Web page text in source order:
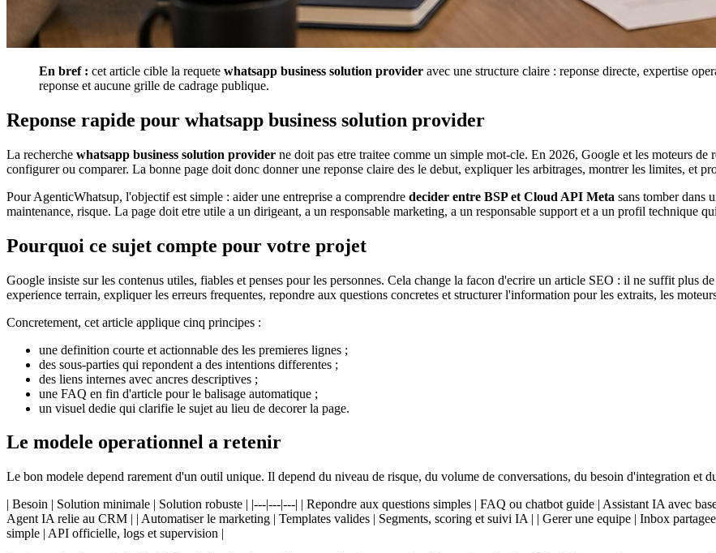
En bref : cet article cible la requete whatsapp business solution provider avec une structure claire : reponse directe, expertise
reponse et aucune grille de cadrage publique.
Reponse rapide pour whatsapp business solution provider
La recherche whatsapp business solution provider ne doit pas etre traitee comme un simple mot-cle. En 2026, Google et les moteurs
configurer ou comparer. La bonne page doit donc donner une reponse claire des le debut, expliquer les arbitrages, montrer les limites, et
Pour AgenticWhatsup, l'objectif est simple : aider une entreprise a comprendre decider entre BSP et Cloud API Meta sans tomber dans
maintenance, risque. La page doit etre utile a un dirigeant, a un responsable marketing, a un responsable support et a un profil technique
Pourquoi ce sujet compte pour votre projet
Google insiste sur les contenus utiles, fiables et penses pour les personnes. Cela change la facon d'ecrire un article SEO : il ne suffit plus
experience terrain, expliquer les erreurs frequentes, repondre aux questions concretes et structurer l'information pour les extraits, les
Concretement, cet article applique cinq principes :
une definition courte et actionnable des les premieres lignes ;
des sous-parties qui repondent a des intentions differentes ;
des liens internes avec ancres descriptives ;
une FAQ en fin d'article pour le balisage automatique ;
un visuel dedie qui clarifie le sujet au lieu de decorer la page.
Le modele operationnel a retenir
Le bon modele depend rarement d'un outil unique. Il depend du niveau de risque, du volume de conversations, du besoin d'integration et
| Besoin | Solution minimale | Solution robuste | |---|---|---| | Repondre aux questions simples | FAQ ou chatbot guide | Assistant IA avec
Agent IA relie au CRM | | Automatiser le marketing | Templates valides | Segments, scoring et suivi IA | | Gerer une equipe | Inbox
simple | API officielle, logs et supervision |